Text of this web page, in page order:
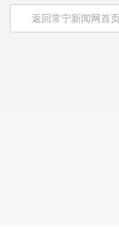
返回常宁新闻网首页